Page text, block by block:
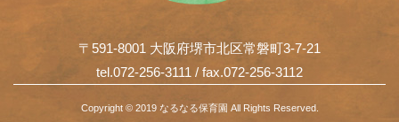
〒591-8001 大阪府堺市北区常磐町3-7-21
tel.072-256-3111 / fax.072-256-3112
Copyright © 2019 なるなる保育園 All Rights Reserved.